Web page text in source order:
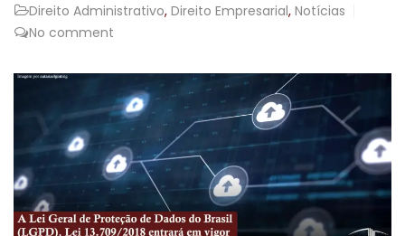
Direito Administrativo, Direito Empresarial, Notícias
No comment